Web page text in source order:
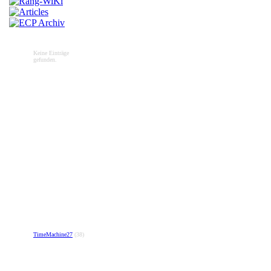
Keine Einträge
gefunden.
TimeMachine27 (38)